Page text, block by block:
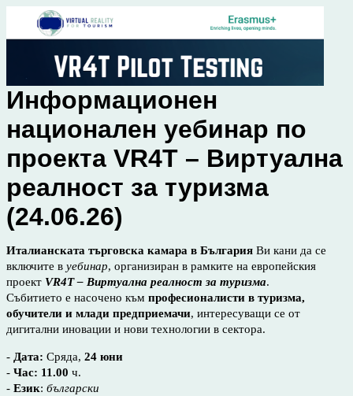
Информационен
национален уебинар по
проекта VR4T – Виртуална
реалност за туризма
(24.06.26)
Италианската търговска камара в България Ви кани да се
включите в уебинар, организиран в рамките на европейския
проект VR4T – Виртуална реалност за туризма.
Събитието е насочено към професионалисти в туризма,
обучители и млади предприемачи, интересуващи се от
дигитални иновации и нови технологии в сектора.
- Дата: Сряда, 24 юни
- Час: 11.00 ч.
- Език: български